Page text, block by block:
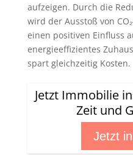
aufzeigen. Durch die
wird der Ausstoß von
einen positiven Einfluss
energieeffizientes
spart gleichzeitig Kosten.
Jetzt Immobilie
Zeit und
Jetzt